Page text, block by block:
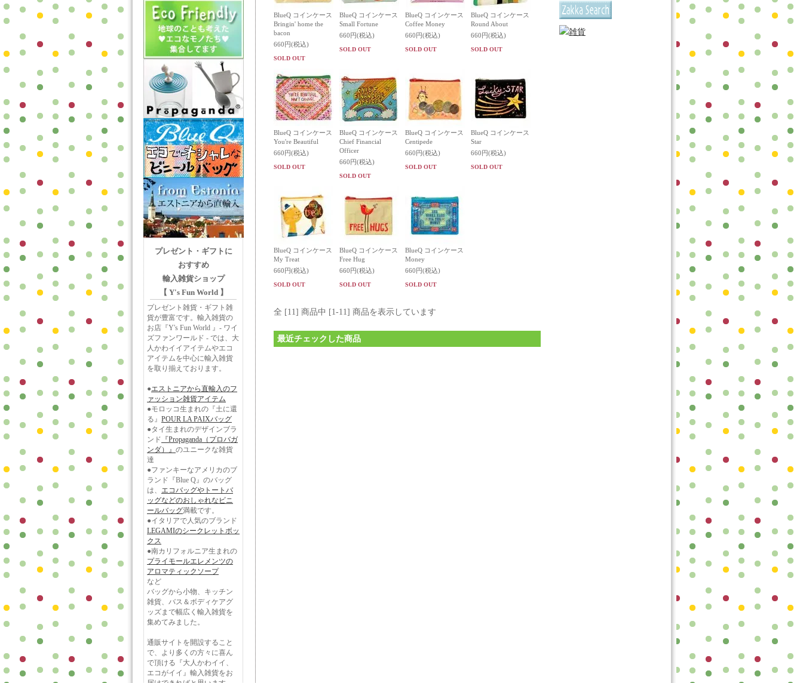
BlueQ コインケース
Bringin' home the
bacon
660円(税込)
SOLD OUT
BlueQ コインケース
Small Fortune
660円(税込)
SOLD OUT
BlueQ コインケース
Coffee Money
660円(税込)
SOLD OUT
BlueQ コインケース
Round About
660円(税込)
SOLD OUT
BlueQ コインケース
You're Beautiful
660円(税込)
SOLD OUT
BlueQ コインケース
Chief Financial
Officer
660円(税込)
SOLD OUT
BlueQ コインケース
Centipede
660円(税込)
SOLD OUT
BlueQ コインケース
Star
660円(税込)
SOLD OUT
BlueQ コインケース
My Treat
660円(税込)
SOLD OUT
BlueQ コインケース
Free Hug
660円(税込)
SOLD OUT
BlueQ コインケース
Money
660円(税込)
SOLD OUT
全 [11] 商品中 [1-11] 商品を表示しています
最近チェックした商品
プレゼント・ギフトに
おすすめ
輸入雑貨ショップ
【 Y's Fun World 】
プレゼント雑貨・ギフト雑
貨が豊富です。輸入雑貨の
お店『Y's Fun World 』- ワイ
ズファンワールド - では、大
人かわイイアイテムやエコ
アイテムを中心に輸入雑貨
を取り揃えております。
●エストニアから直輸入のフ
ァッション雑貨アイテム
●モロッコ生まれの『土に還
る』 POUR LA PAIXバッグ
●タイ生まれのデザインブラ
ンド 『Propaganda（プロバガ
ンダ）』 のユニークな雑貨
達
●ファンキーなアメリカのブ
ランド『Blue Q』のバッグ
は、 エコバッグやトートバ
ッグなどのおしゃれなビニ
ールバッグ満載です。
●イタリアで人気のブランド
LEGAMIのシークレットボッ
クス
●南カリフォルニア生まれの
プライモールエレメンツの
アロマティックソープ
など
バッグから小物、キッチン
雑貨、バス＆ボディケアグ
ッズまで幅広く輸入雑貨を
集めてみました。
通販サイトを開設すること
で、より多くの方々に喜ん
で頂ける『大人かわイイ、
エコがイイ』輸入雑貨をお